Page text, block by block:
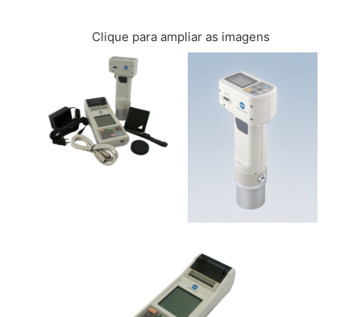
Clique para ampliar as imagens